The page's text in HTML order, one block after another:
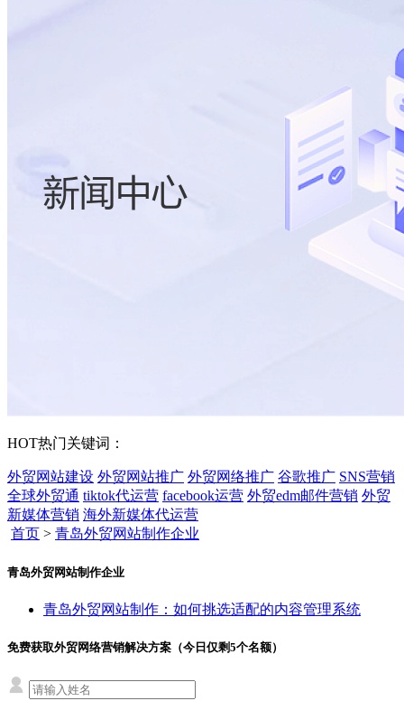
HOT热门关键词：
外贸网站建设 外贸网站推广 外贸网络推广 谷歌推广 SNS营销
全球外贸通 tiktok代运营 facebook运营 外贸edm邮件营销 外贸
新媒体营销 海外新媒体代运营
首页 > 青岛外贸网站制作企业
青岛外贸网站制作企业
青岛外贸网站制作：如何挑选适配的内容管理系统
免费获取外贸网络营销解决方案（今日仅剩5个名额）